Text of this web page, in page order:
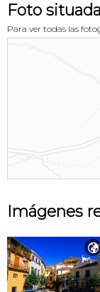
Foto
Para ver todas las
Imágenes
